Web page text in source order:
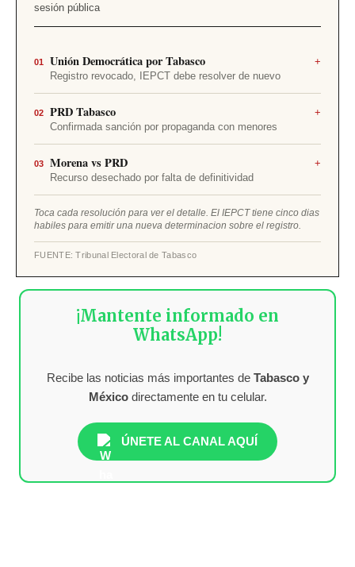
sesión pública
01 Unión Democrática por Tabasco
Registro revocado, IEPCT debe resolver de nuevo
+
El TET revocó el acuerdo CE/2026/025 por falta de
motivación. El IEPCT no puede emitir generalidades;
tiene cinco días hábiles para precisar cada irregularidad
detectada.
02 PRD Tabasco
Confirmada sanción por propaganda con menores
+
El TET avaló la multa impuesta por difundir imágenes
de niñas, niños y adolescentes sin las protecciones
legales requeridas. La conducta se calificó como falta
grave ordinaria.
03 Morena vs PRD
Recurso desechado por falta de definitividad
+
El TET desechó el recurso de Morena sobre diligencias
en un procedimiento sancionador contra el PRD, al
tratarse de un acto intraprocesal sin afectación directa
e irreparable.
Toca cada resolución para ver el detalle. El IEPCT tiene cinco dias
habiles para emitir una nueva determinacion sobre el registro.
FUENTE: Tribunal Electoral de Tabasco
¡Mantente informado en
WhatsApp!
Recibe las noticias más importantes de Tabasco y
Méxicodirectamente en tu celular.
ÚNETE AL CANAL AQUÍ